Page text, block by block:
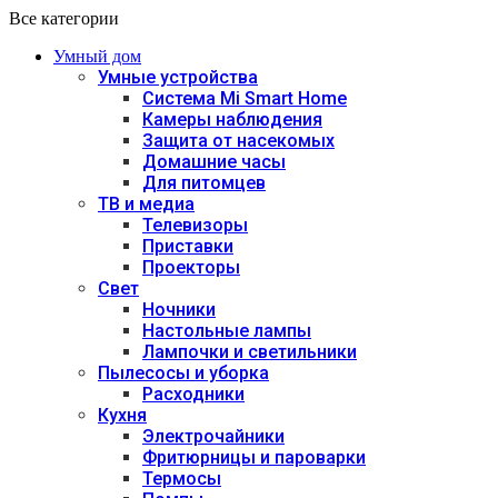
Все категории
Умный дом
Умные устройства
Система Mi Smart Home
Камеры наблюдения
Защита от насекомых
Домашние часы
Для питомцев
ТВ и медиа
Телевизоры
Приставки
Проекторы
Свет
Ночники
Настольные лампы
Лампочки и светильники
Пылесосы и уборка
Расходники
Кухня
Электрочайники
Фритюрницы и пароварки
Термосы